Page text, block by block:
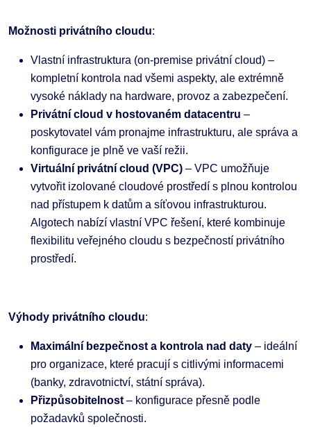
Možnosti privátního cloudu:
Vlastní infrastruktura (on-premise privátní cloud) –
kompletní kontrola nad všemi aspekty, ale extrémně
vysoké náklady na hardware, provoz a zabezpečení.
Privátní cloud v hostovaném datacentru –
poskytovatel vám pronajme infrastrukturu, ale správa a
konfigurace je plně ve vaší režii.
Virtuální privátní cloud (VPC) – VPC umožňuje
vytvořit izolované cloudové prostředí s plnou kontrolou
nad přístupem k datům a síťovou infrastrukturou.
Algotech nabízí vlastní VPC řešení, které kombinuje
flexibilitu veřejného cloudu s bezpečností privátního
prostředí.
Výhody privátního cloudu:
Maximální bezpečnost a kontrola nad daty – ideální
pro organizace, které pracují s citlivými informacemi
(banky, zdravotnictví, státní správa).
Přizpůsobitelnost – konfigurace přesně podle
požadavků společnosti.